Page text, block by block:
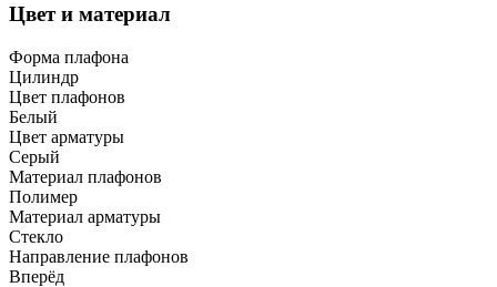
Цвет и материал
Форма плафона
Цилиндр
Цвет плафонов
Белый
Цвет арматуры
Серый
Материал плафонов
Полимер
Материал арматуры
Стекло
Направление плафонов
Вперёд